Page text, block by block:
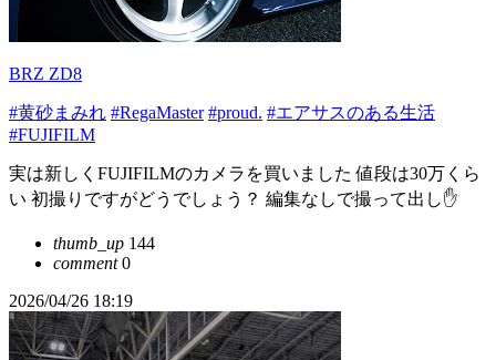
BRZ ZD8
#黄砂まみれ #RegaMaster #proud. #エアサスのある生活
#FUJIFILM
実は新しくFUJIFILMのカメラを買いました 値段は30万くら
い 初撮りですがどうでしょう？ 編集なしで撮って出し✋
thumb_up 144
comment0
2026/04/26 18:19